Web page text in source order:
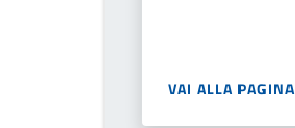
VAI ALLA PAGINA